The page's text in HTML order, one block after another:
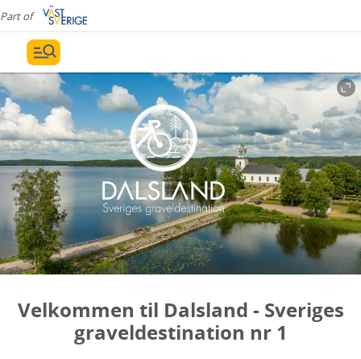
Part of
Velkommen til Dalsland - Sveriges
graveldestination nr 1